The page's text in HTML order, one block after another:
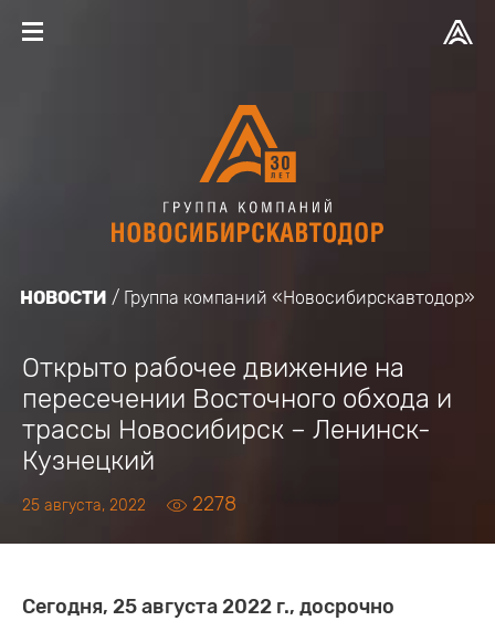
НОВОСТИ Группа компаний «Новосибирскавтодор»
Открыто рабочее движение на
пересечении Восточного обхода и
трассы Новосибирск – Ленинск-
Кузнецкий
25 августа, 2022 2278
Сегодня, 25 августа 2022 г., досрочно